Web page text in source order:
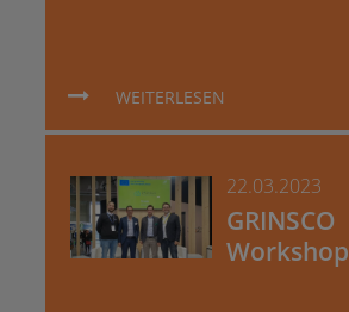
WEITERLESEN
22.03.2023
GRINSCO
Workshop